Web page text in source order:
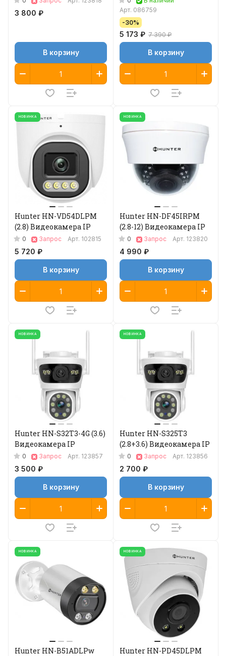
3 800 ₽
В корзину
Арт. 086759
-30%
5 173 ₽ 7 390 ₽
В корзину
НОВИНКА
Hunter HN-VD54DLPM
(2.8) Видеокамера IP
0 Запрос Арт. 102815
5 720 ₽
В корзину
НОВИНКА
Hunter HN-DF45IRPM
(2.8-12) Видеокамера IP
0 Запрос Арт. 123820
4 990 ₽
В корзину
НОВИНКА
Hunter HN-S32T3-4G (3.6)
Видеокамера IP
0 Запрос Арт. 123857
3 500 ₽
В корзину
НОВИНКА
Hunter HN-S325T3
(2.8+3.6) Видеокамера IP
0 Запрос Арт. 123856
2 700 ₽
В корзину
НОВИНКА
Hunter HN-B51ADLPw
НОВИНКА
Hunter HN-PD45DLPM